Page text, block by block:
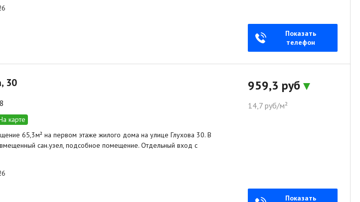
Показать
телефон
30
карте
65,3м² на первом этаже жилого дома на улице Глухова 30. В
сан.узел, подсобное помещение. Отдельный вход с
959,3 руб
14,7 руб/м²
Показать